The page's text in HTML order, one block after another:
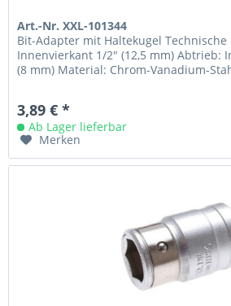
Art.-Nr. XXL-101344
Bit-Adapter mit Haltekugel
Innenvierkant 1/2" (12,5 mm) Abtrieb:
(8 mm) Material: Chrom-Vanadium-
3,89 € *
Ab Lager lieferbar
Merken